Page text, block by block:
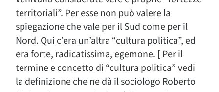
territoriali”. Per esse non può valere la
spiegazione che vale per il Sud come per il
Nord. Qui c’era un’altra “cultura politica”, ed
era forte, radicatissima, egemone. [ Per il
termine e concetto di “cultura politica” vedi
la definizione che ne dà il sociologo Roberto